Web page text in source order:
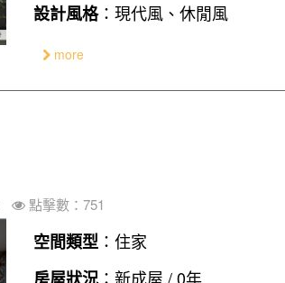
設計風格：現代風、休閒風
more
點擊數：751
空間類型 ：住家
：新成屋 / 0年